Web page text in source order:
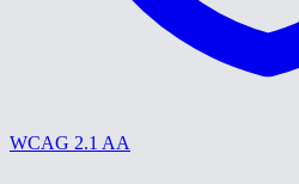
WCAG 2.1 AA